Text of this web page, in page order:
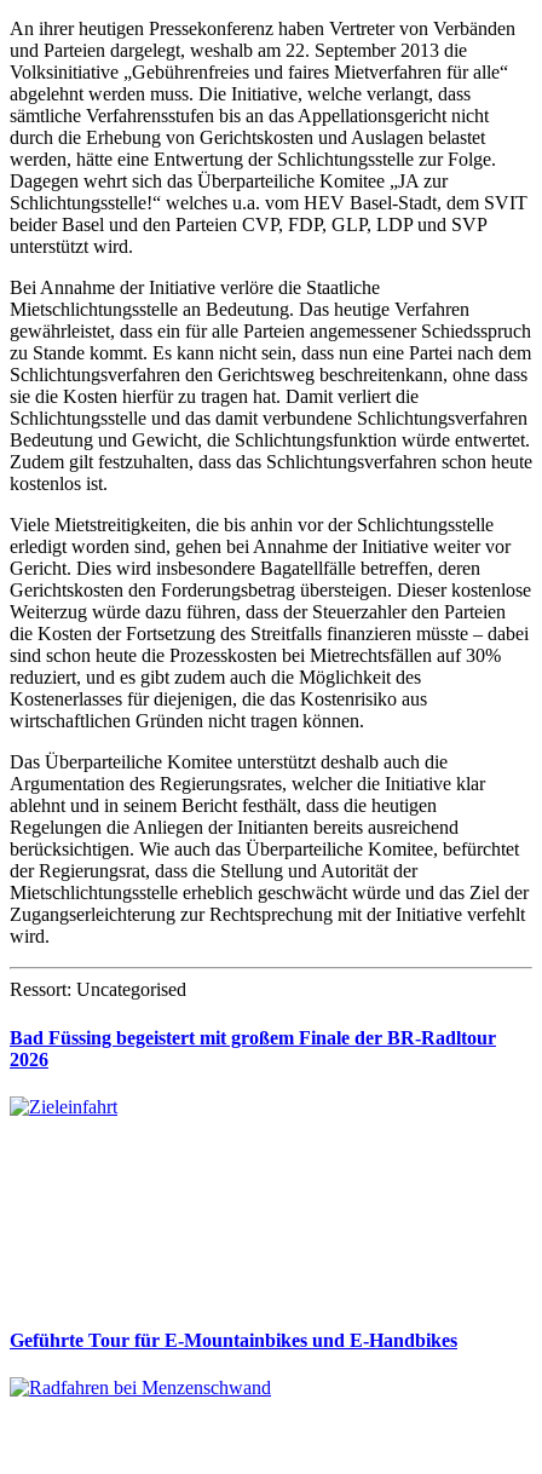
An ihrer heutigen Pressekonferenz haben Vertreter von Verbänden
und Parteien dargelegt, weshalb am 22. September 2013 die
Volksinitiative „Gebührenfreies und faires Mietverfahren für alle“
abgelehnt werden muss. Die Initiative, welche verlangt, dass
sämtliche Verfahrensstufen bis an das Appellationsgericht nicht
durch die Erhebung von Gerichtskosten und Auslagen belastet
werden, hätte eine Entwertung der Schlichtungsstelle zur Folge.
Dagegen wehrt sich das Überparteiliche Komitee „JA zur
Schlichtungsstelle!“ welches u.a. vom HEV Basel-Stadt, dem SVIT
beider Basel und den Parteien CVP, FDP, GLP, LDP und SVP
unterstützt wird.
Bei Annahme der Initiative verlöre die Staatliche
Mietschlichtungsstelle an Bedeutung. Das heutige Verfahren
gewährleistet, dass ein für alle Parteien angemessener Schiedsspruch
zu Stande kommt. Es kann nicht sein, dass nun eine Partei nach dem
Schlichtungsverfahren den Gerichtsweg beschreitenkann, ohne dass
sie die Kosten hierfür zu tragen hat. Damit verliert die
Schlichtungsstelle und das damit verbundene Schlichtungsverfahren
Bedeutung und Gewicht, die Schlichtungsfunktion würde entwertet.
Zudem gilt festzuhalten, dass das Schlichtungsverfahren schon heute
kostenlos ist.
Viele Mietstreitigkeiten, die bis anhin vor der Schlichtungsstelle
erledigt worden sind, gehen bei Annahme der Initiative weiter vor
Gericht. Dies wird insbesondere Bagatellfälle betreffen, deren
Gerichtskosten den Forderungsbetrag übersteigen. Dieser kostenlose
Weiterzug würde dazu führen, dass der Steuerzahler den Parteien
die Kosten der Fortsetzung des Streitfalls finanzieren müsste – dabei
sind schon heute die Prozesskosten bei Mietrechtsfällen auf 30%
reduziert, und es gibt zudem auch die Möglichkeit des
Kostenerlasses für diejenigen, die das Kostenrisiko aus
wirtschaftlichen Gründen nicht tragen können.
Das Überparteiliche Komitee unterstützt deshalb auch die
Argumentation des Regierungsrates, welcher die Initiative klar
ablehnt und in seinem Bericht festhält, dass die heutigen
Regelungen die Anliegen der Initianten bereits ausreichend
berücksichtigen. Wie auch das Überparteiliche Komitee, befürchtet
der Regierungsrat, dass die Stellung und Autorität der
Mietschlichtungsstelle erheblich geschwächt würde und das Ziel der
Zugangserleichterung zur Rechtsprechung mit der Initiative verfehlt
wird.
Ressort: Uncategorised
Bad Füssing begeistert mit großem Finale der BR-Radltour
2026
Geführte Tour für E-Mountainbikes und E-Handbikes